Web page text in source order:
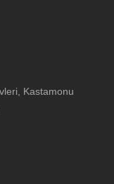
Kastamonu